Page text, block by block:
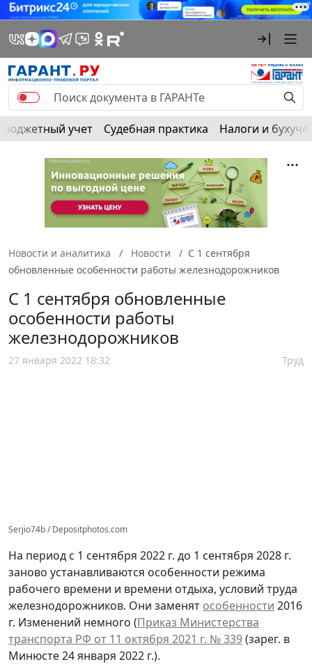
Бюджетный учет Судебная практика Налоги и
Новости и аналитика Новости
С 1 сентября
обновленные особенности работы железнодорожников
С 1 сентября обновленные
особенности работы
железнодорожников
27 января 2022 18:32 Труд
Serjio74b / Depositphotos.com
На период с 1 сентября 2022 г. до 1 сентября 2028 г.
заново устанавливаются особенности режима
рабочего времени и времени отдыха, условий труда
железнодорожников. Они заменят особенности 2016
г. Изменений немного (Приказ Министерства
транспорта РФ от 11 октября 2021 г. № 339(зарег. в
Минюсте 24 января 2022 г.).